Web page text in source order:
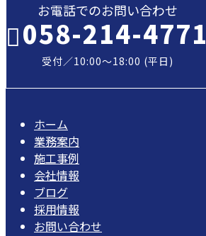
お電話でのお問い合わせ
058-214-4771
受付／10:00～18:00 (平日)
ホーム
業務案内
施工事例
会社情報
ブログ
採用情報
お問い合わせ